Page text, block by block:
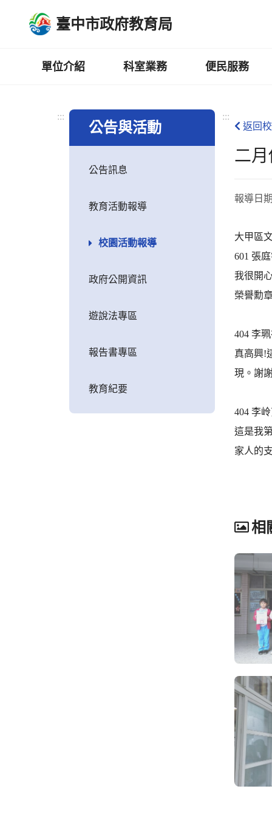
臺中市政府教育局
單位介紹 科室業務 便民服務
:::
公告與活動
公告訊息
教育活動報導
校園活動報導
政府公開資訊
遊說法專區
報告書專區
教育紀要
:::
返回
二
報導日
大甲區
601 張
我很開
榮譽勳
404 李
真高興!
現。謝
404 李
這是我
家人的
相